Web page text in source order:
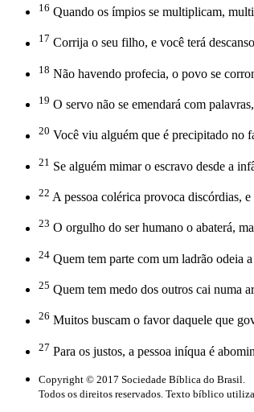
16 Quando os ímpios se multiplicam,
17 Corrija o seu filho, e você terá
18 Não havendo profecia, o povo se
19 O servo não se emendará com
20 Você viu alguém que é precipitado no
21 Se alguém mimar o escravo desde a
22 A pessoa colérica provoca discórdias,
23 O orgulho do ser humano o abaterá,
24 Quem tem parte com um ladrão odeia
25 Quem tem medo dos outros cai numa
26 Muitos buscam o favor daquele que
27 Para os justos, a pessoa iníqua é
Copyright © 2017 Sociedade Bíblica do Brasil.
Todos os direitos reservados. Texto bíblico